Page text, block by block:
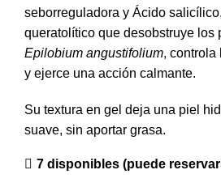
seborreguladora y Ácido
queratolítico que desobstruye los
Epilobium angustifolium, controla
y ejerce una acción calmante.
Su textura en gel deja una piel
suave, sin aportar grasa.
7 disponibles (puede